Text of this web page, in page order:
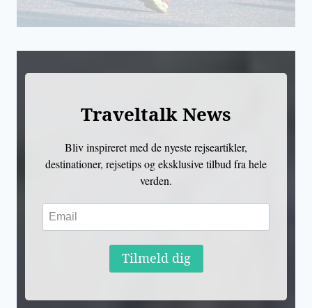
Traveltalk News
Bliv inspireret med de nyeste rejseartikler,
destinationer, rejsetips og eksklusive tilbud fra hele
verden.
Tilmeld dig